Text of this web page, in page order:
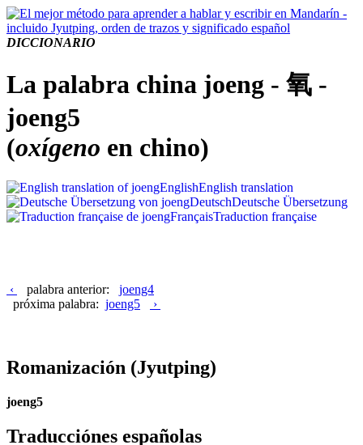
DICCIONARIO
La palabra china joeng - 氧 -
joeng5
(oxígeno en chino)
EnglishEnglish translation
DeutschDeutsche Übersetzung
FrançaisTraduction française
‹ palabra anterior: joeng4
próxima palabra: joeng5 ›
Romanización (Jyutping)
joeng5
Traducciónes españolas